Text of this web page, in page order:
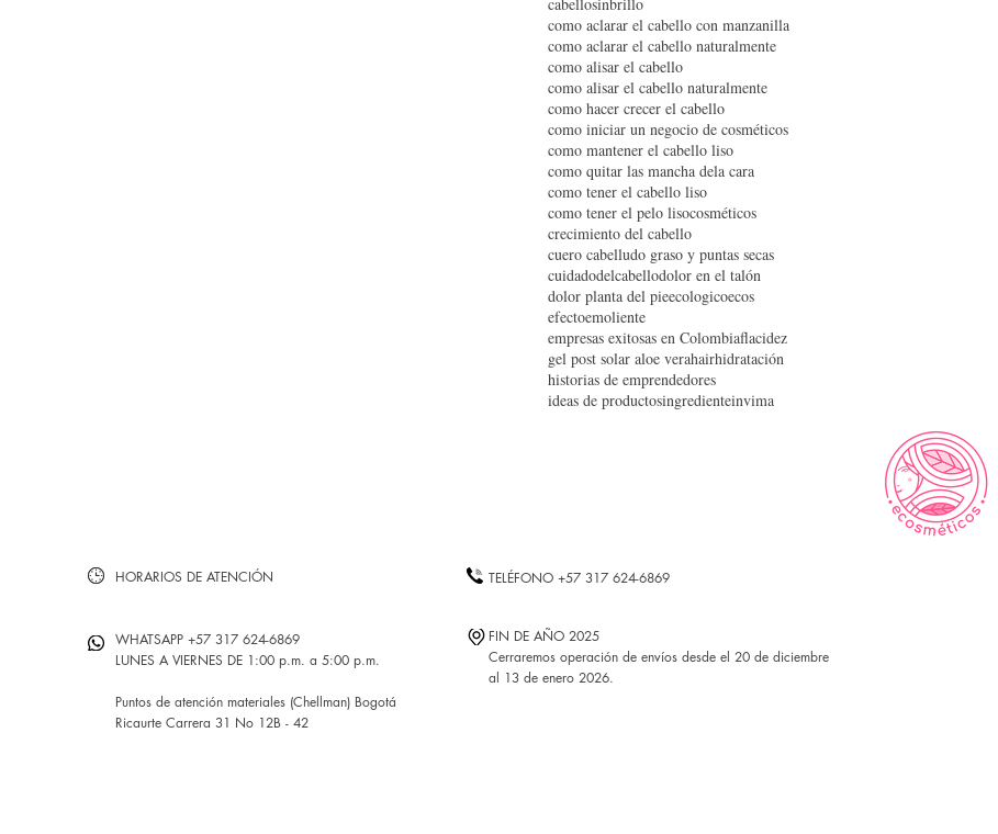
como aclarar el cabello con manzanilla
como aclarar el cabello naturalmente
como alisar el cabello
como alisar el cabello naturalmente
como hacer crecer el cabello
como iniciar un negocio de cosméticos
como mantener el cabello liso
como quitar las mancha dela cara
como tener el cabello liso
como tener el pelo lisocosméticos
crecimiento del cabello
cuero cabelludo graso y puntas secas
cuidadodelcabellodolor en el talón
dolor planta del pieecologicoecos
efectoemoliente
empresas exitosas en Colombiaflacidez
gel post solar aloe verahairhidratación
historias de emprendedores
ideas de productosingredienteinvima
HORARIOS DE ATENCIÓN
WHATSAPP +57 317 624-6869
LUNES A VIERNES DE 1:00 p.m. a 5:00 p.m.
Puntos de atención materiales (Chellman) Bogotá
Ricaurte Carrera 31 No 12B - 42
TELÉFONO +57 317 624-6869
FIN DE AÑO 2025
Cerraremos operación de envíos desde el 20 de diciembre
al 13 de enero 2026.